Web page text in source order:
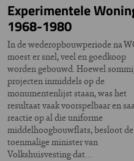
Experimentele
1968-1980
In de wederopbouwperiode na
moest er snel, veel en goedkoop
worden gebouwd. Hoewel
projecten inmiddels op de
monumentenlijst staan, was het
resultaat vaak voorspelbaar en
reactie op al die uniforme
middelhoogbouwflats, besloot de
toenmalige minister van
Volkshuisvesting dat…